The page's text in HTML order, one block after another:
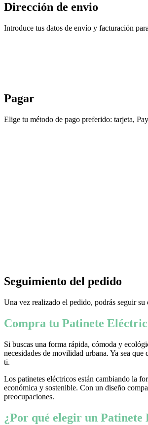
Dirección de envio
Introduce tus datos de envío y facturación
Pagar
Elige tu método de pago preferido: tarjeta,
Seguimiento del pedido
Una vez realizado el pedido, podrás seguir su
Compra tu Patinete
Si buscas una forma rápida, cómoda y
necesidades de movilidad urbana. Ya sea
ti.
Los patinetes eléctricos están cambiando la
económica y sostenible. Con un diseño
preocupaciones.
¿Por qué elegir un Patinete